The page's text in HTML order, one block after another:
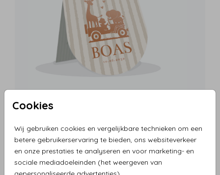
Cookies
Wij gebruiken cookies en vergelijkbare technieken om een
betere gebruikerservaring te bieden, ons websiteverkeer
en onze prestaties te analyseren en voor marketing- en
sociale mediadoeleinden (het weergeven van